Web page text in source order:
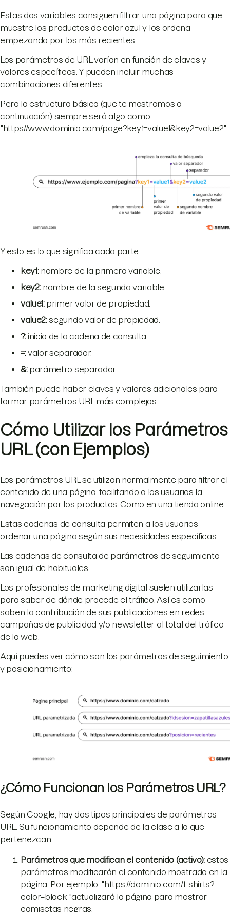
Estas dos variables consiguen filtrar una página para que
muestre los productos de color azul y los ordena
empezando por los más recientes.
Los parámetros de URL varían en función de claves y
valores específicos. Y pueden incluir muchas
combinaciones diferentes.
Pero la estructura básica (que te mostramos a
continuación) siempre será algo como
"https//www.dominio.com/page?key1=value1&key2=value2".
Y esto es lo que significa cada parte:
key1:nombre de la primera variable.
key2:nombre de la segunda variable.
value1:primer valor de propiedad.
value2:segundo valor de propiedad.
?:inicio de la cadena de consulta.
=:valor separador.
&:parámetro separador.
También puede haber claves y valores adicionales para
formar parámetros URL más complejos.
Cómo Utilizar los Parámetros
URL (con Ejemplos)
Los parámetros URL se utilizan normalmente para filtrar el
contenido de una página, facilitando a los usuarios la
navegación por los productos. Como en una tienda online.
Estas cadenas de consulta permiten a los usuarios
ordenar una página según sus necesidades específicas.
Las cadenas de consulta de parámetros de seguimiento
son igual de habituales.
Los profesionales de marketing digital suelen utilizarlas
para saber de dónde procede el tráfico. Así es como
saben la contribución de sus publicaciones en redes,
campañas de publicidad y/o newsletter al total del tráfico
de la web.
Aquí puedes ver cómo son los parámetros de seguimiento
y posicionamiento:
¿Cómo Funcionan los Parámetros URL?
Según Google, hay dos tipos principales de parámetros
URL. Su funcionamiento depende de la clase a la que
pertenezcan:
Parámetros que modifican el contenido (activo):estos
parámetros modificarán el contenido mostrado en la
página. Por ejemplo, "https://dominio.com/t-shirts?
color=black "actualizará la página para mostrar
camisetas negras.